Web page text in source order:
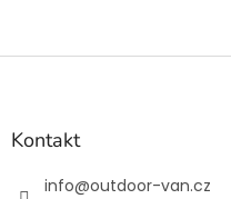
Z
Kontakt
info@outdoor-van.cz